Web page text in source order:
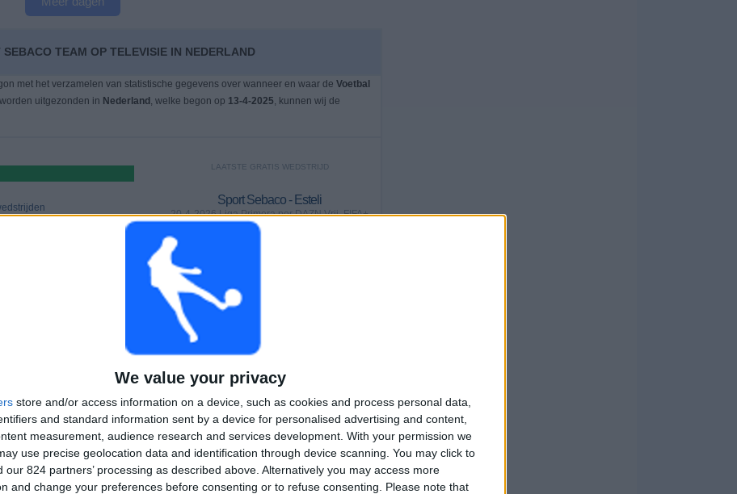
We value your privacy
store and/or access information on a device, such as cookies and process personal data,
and standard information sent by a device for personalised advertising and content,
measurement, audience research and services development. With your permission we
use precise geolocation data and identification through device scanning. You may click to
our 824 partners’ processing as described above. Alternatively you may access more
and change your preferences before consenting or to refuse consenting.
Please note that
TEAM OP TELEVISIE IN NEDERLAND
met het verzamelen van statistische gegevens over wanneer en waar de Voetbal
uitgezonden in Nederland , welke begon op 13-4-2025, kunnen wij de
LAATSTE GRATIS WEDSTRIJD
Sport Sebaco - Esteli
20-4-2026 Liga Primera por DAZN Vrij, FIFA+
108
Aaneengeschakelde
TOTAAL
9
Tegenstanders
MAXIMAAL
7
1
Ranglijst op competities